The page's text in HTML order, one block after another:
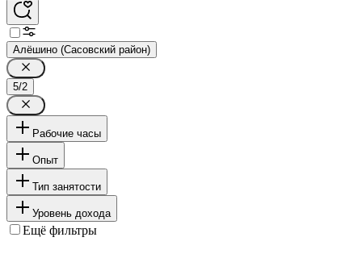
Алёшино (Сасовский район)
5/2
Рабочие часы
Опыт
Тип занятости
Уровень дохода
Ещё фильтры